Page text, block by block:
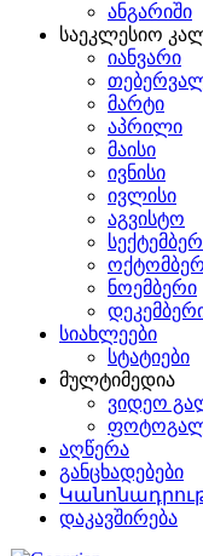
ანგარიში
საეკლესიო
იანვარი
მარტი
აპრილი
მაისი
ივნისი
ივლისი
აგვისტო
ნოემბერი
სიახლეები
სტატიები
მულტიმედია
ვიდეო
აღწერა
განცხადებები
დაკავშირება